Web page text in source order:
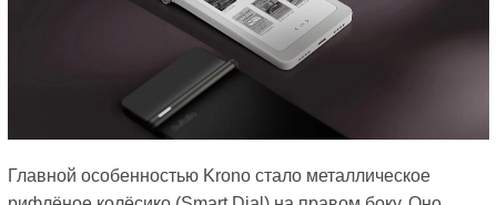
Главной особенностью Krono стало металлическое